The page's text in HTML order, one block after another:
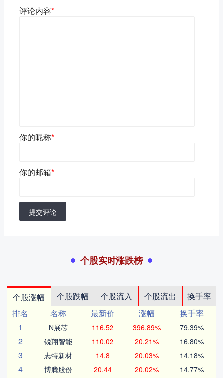
评论内容*
你的昵称*
你的邮箱*
提交评论
个股实时涨跌榜
个股涨幅 个股跌幅 个股流入 个股流出
换手率
排名
名称 最新价 涨幅
换手率
1
N展芯 116.52 396.89% 79.39%
2 锐翔智能 110.02 20.21% 16.80%
3 志特新材 14.8 20.03% 14.18%
4 博腾股份 20.44 20.02% 14.77%